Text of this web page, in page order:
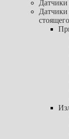
Датчики
Датчики